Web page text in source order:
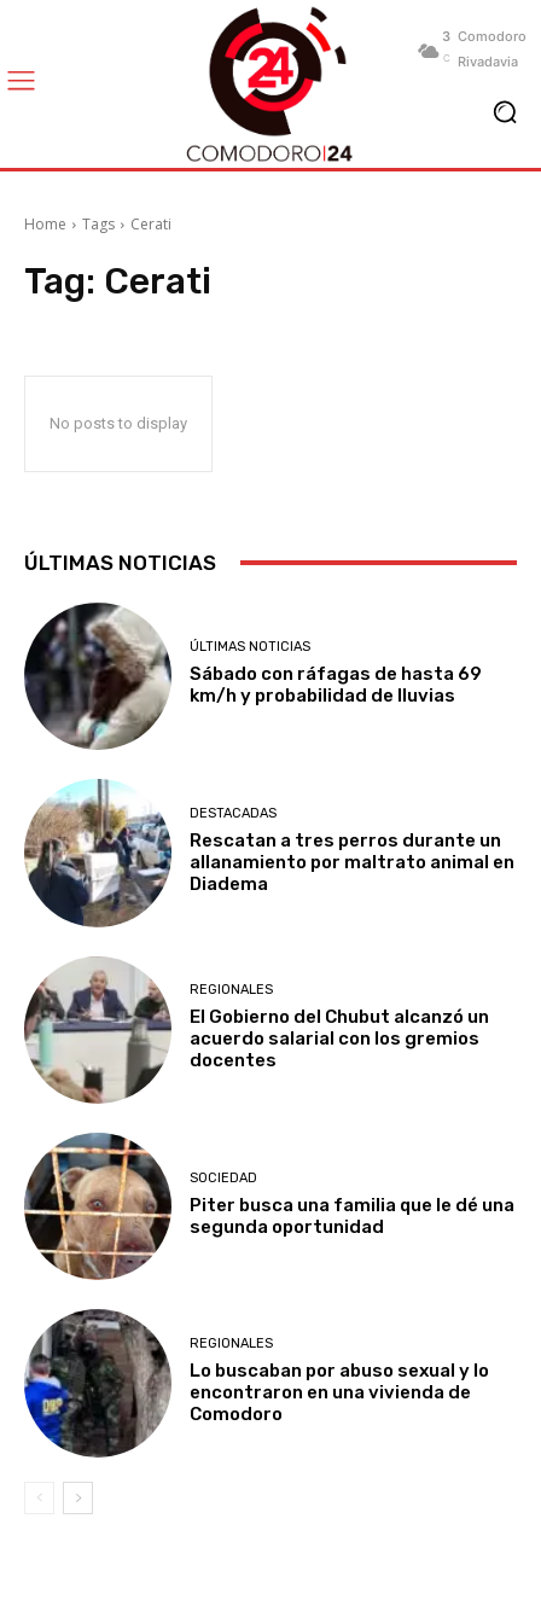
3
C
Comodoro
Rivadavia
Home Tags Cerati
Tag: Cerati
No posts to display
ÚLTIMAS NOTICIAS
ÚLTIMAS NOTICIAS
Sábado con ráfagas de hasta 69
km/h y probabilidad de lluvias
DESTACADAS
Rescatan a tres perros durante un
allanamiento por maltrato animal en
Diadema
REGIONALES
El Gobierno del Chubut alcanzó un
acuerdo salarial con los gremios
docentes
SOCIEDAD
Piter busca una familia que le dé una
segunda oportunidad
REGIONALES
Lo buscaban por abuso sexual y lo
encontraron en una vivienda de
Comodoro